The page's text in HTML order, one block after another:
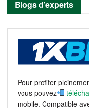
Blogs d’experts
Pour profiter
vous pouvez
mobile. Compatible